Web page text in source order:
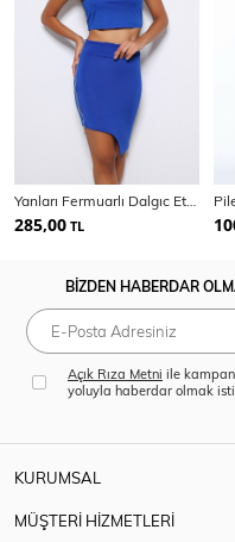
285,00 TL
BİZDEN HABERDAR
Açık Rıza Metni ile
yoluyla haberdar olmak
KURUMSAL
MÜŞTERİ HİZMETLERİ